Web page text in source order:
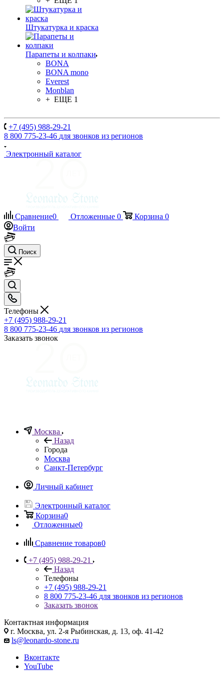
Штукатурка и краска
Парапеты и колпаки
BONA
BONA mono
Everest
Monblan
+ ЕЩЕ 1
+7 (495) 988-29-21
8 800 775-23-46 для звонков из регионов
Электронный каталог
Сравнение0 Отложенные 0 Корзина 0
Войти
Поиск
Телефоны
+7 (495) 988-29-21
8 800 775-23-46 для звонков из регионов
Заказать звонок
Москва
Назад
Города
Москва
Санкт-Петербург
Личный кабинет
Электронный каталог
Корзина0
Отложенные0
Сравнение товаров0
+7 (495) 988-29-21
Назад
Телефоны
+7 (495) 988-29-21
8 800 775-23-46 для звонков из регионов
Заказать звонок
Контактная информация
г. Москва, ул. 2-я Рыбинская, д. 13, оф. 41-42
ls@leonardo-stone.ru
Вконтакте
YouTube